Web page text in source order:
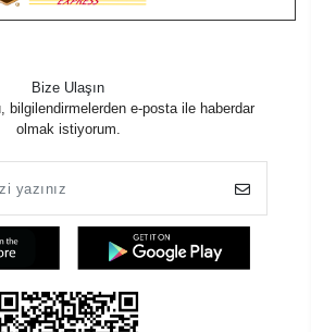
Bize Ulaşın
bilgilendirmelerden e-posta ile haberdar
olmak istiyorum.